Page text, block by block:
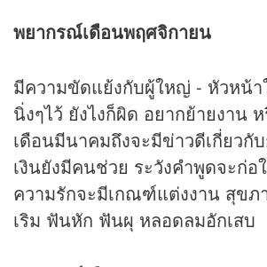
พยากรณ์เดือนพฤศจิกายน
มีความขัดแย้งกับผู้ใหญ่ - หัวหน้า
นิ่งๆไว้ ยังไงก็ผิด อยากย้ายงาน
เดือนมีนาคมถึงจะมีข่าวดีเกี่ยวกั
เงินยังมีคนช่วย ระวังคำพูดจะก่อ
ความรักจะมีเกณฑ์แต่งงาน สุขภ
เริม ฟันหัก ฟันผุ หลอดลมอักเสบ